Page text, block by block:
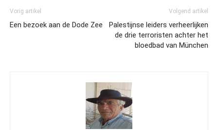
Vorig artikel
Een bezoek aan de Dode Zee
Volgend artikel
Palestijnse leiders verheerlijken
de drie terroristen achter het
bloedbad van München